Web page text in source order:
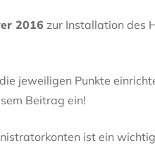
2016 zur Installation des
jeweiligen Punkte
Beitrag ein!
ist ein